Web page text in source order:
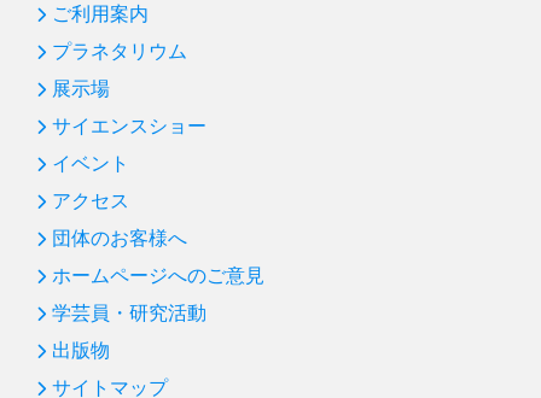
ご利用案内
プラネタリウム
展示場
サイエンスショー
イベント
アクセス
団体のお客様へ
ホームページへのご意見
学芸員・研究活動
出版物
サイトマップ